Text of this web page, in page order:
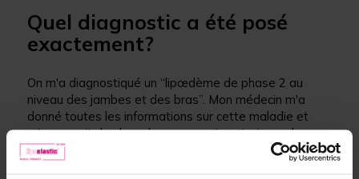
Quel diagnostic a été posé
exactement?
On m'a diagnostiqué un “lipœdème de phase 2 au
niveau des jambes et des bras”. Mon médecin m'a
donné toutes les informations sur cette maladie et
m'a prescrit des bas de compression ainsi que des
massages lymphatiques. Grâce à la compression et au
massage lymphatique, je me sentais un peu mieux,